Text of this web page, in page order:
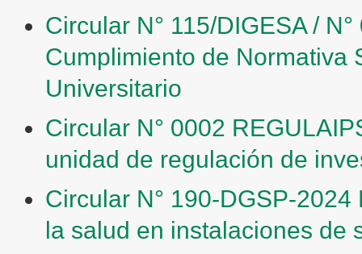
Circular N° 115/DIGESA /
Cumplimiento de Normativa
Universitario
Circular N° 0002
unidad de regulación de
Circular N° 190-DGSP-
la salud en instalaciones de